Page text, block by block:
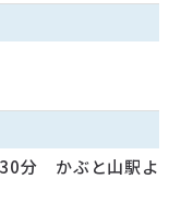
30分 かぶと山駅よ